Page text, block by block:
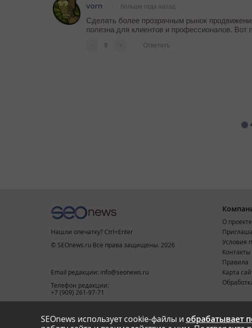
vorn больше года назад
Сделать более прозрачным рынок
полезна для клиентов и профессионалов. Вот
0 Ответить
SEOnews использует cookie-файлы и обрабатывает
Нашли опечатку? Ctrl+Enter
© SEOnews.ru Все права защищены. 2026
Email редакции: info@seonews.ru
Телефон редакции:
+7 (909) 261-97-71
This site is protected by reCAPTCHA and the Google
Privacy Policy
Terms of Service apply.
О проекте
Условия
Контакты
Правила
Карта